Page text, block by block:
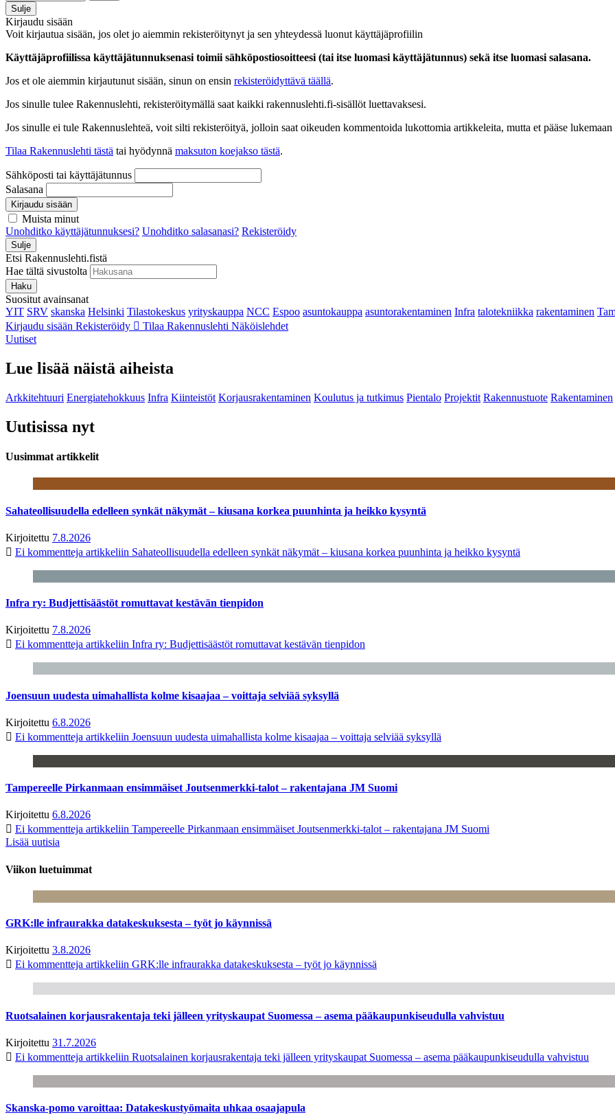
Sulje
Kirjaudu sisään
Voit kirjautua sisään, jos olet jo aiemmin rekisteröitynyt ja sen yhteydessä luonut käyttäjäprofiilin
Käyttäjäprofiilissa käyttäjätunnuksenasi toimii sähköpostiosoitteesi (tai itse luomasi käyttäjätunnus) sekä itse luomasi salasana.
Jos et ole aiemmin kirjautunut sisään, sinun on ensin rekisteröidyttävä täällä.
Jos sinulle tulee Rakennuslehti, rekisteröitymällä saat kaikki rakennuslehti.fi-sisällöt luettavaksesi.
Jos sinulle ei tule Rakennuslehteä, voit silti rekisteröityä, jolloin saat oikeuden kommentoida lukottomia artikkeleita, mutta et pääse
Tilaa Rakennuslehti tästä tai hyödynnä maksuton koejakso tästä.
Sähköposti tai käyttäjätunnus
Salasana
Kirjaudu sisään
Muista minut
Unohditko käyttäjätunnuksesi? Unohditko salasanasi? Rekisteröidy
Sulje
Etsi Rakennuslehti.fistä
Hae tältä sivustolta
Haku
Suositut avainsanat
YIT SRV skanska Helsinki Tilastokeskus yrityskauppa NCC Espoo asuntokauppa asuntorakentaminen Infra talotekniikka rakentaminen
Kirjaudu sisään Rekisteröidy Tilaa Rakennuslehti Näköislehdet
Uutiset
Lue lisää näistä aiheista
Arkkitehtuuri Energiatehokkuus Infra Kiinteistöt Korjausrakentaminen Koulutus ja tutkimus Pientalo Projektit Rakennustuote Rakentaminen
Uutisissa nyt
Uusimmat artikkelit
Sahateollisuudella edelleen synkät näkymät – kiusana korkea puunhinta ja heikko kysyntä
Kirjoitettu 7.8.2026
Ei kommentteja artikkeliin Sahateollisuudella edelleen synkät näkymät – kiusana korkea puunhinta ja heikko kysyntä
Infra ry: Budjettisäästöt romuttavat kestävän tienpidon
Kirjoitettu 7.8.2026
Ei kommentteja artikkeliin Infra ry: Budjettisäästöt romuttavat kestävän tienpidon
Joensuun uudesta uimahallista kolme kisaajaa – voittaja selviää syksyllä
Kirjoitettu 6.8.2026
Ei kommentteja artikkeliin Joensuun uudesta uimahallista kolme kisaajaa – voittaja selviää syksyllä
Tampereelle Pirkanmaan ensimmäiset Joutsenmerkki-talot – rakentajana JM Suomi
Kirjoitettu 6.8.2026
Ei kommentteja artikkeliin Tampereelle Pirkanmaan ensimmäiset Joutsenmerkki-talot – rakentajana JM Suomi
Lisää uutisia
Viikon luetuimmat
GRK:lle infraurakka datakeskuksesta – työt jo käynnissä
Kirjoitettu 3.8.2026
Ei kommentteja artikkeliin GRK:lle infraurakka datakeskuksesta – työt jo käynnissä
Ruotsalainen korjausrakentaja teki jälleen yrityskaupat Suomessa – asema pääkaupunkiseudulla vahvistuu
Kirjoitettu 31.7.2026
Ei kommentteja artikkeliin Ruotsalainen korjausrakentaja teki jälleen yrityskaupat Suomessa – asema pääkaupunkiseudulla vahvistuu
Skanska-pomo varoittaa: Datakeskustyömaita uhkaa osaajapula